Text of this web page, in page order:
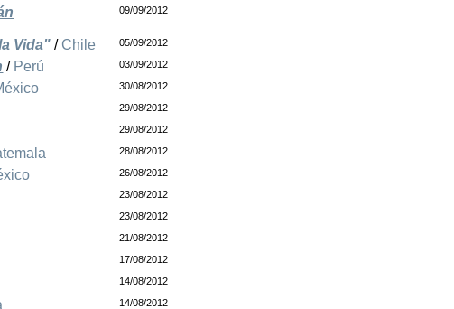
09/09/2012
Vida" / Chile 05/09/2012
/ Perú 03/09/2012
30/08/2012
29/08/2012
29/08/2012
28/08/2012
26/08/2012
23/08/2012
23/08/2012
21/08/2012
17/08/2012
14/08/2012
14/08/2012